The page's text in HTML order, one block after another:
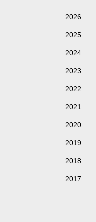
2026
2025
2024
2023
2022
2021
2020
2019
2018
2017